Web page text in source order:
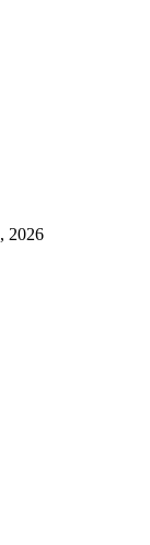
, 2026